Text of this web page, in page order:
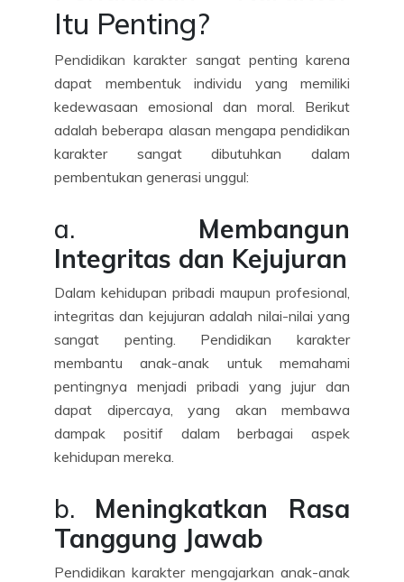
Itu Penting?
Pendidikan karakter sangat penting karena
dapat membentuk individu yang memiliki
kedewasaan emosional dan moral. Berikut
adalah beberapa alasan mengapa pendidikan
karakter sangat dibutuhkan dalam
pembentukan generasi unggul:
a. Membangun
Integritas dan Kejujuran
Dalam kehidupan pribadi maupun profesional,
integritas dan kejujuran adalah nilai-nilai yang
sangat penting. Pendidikan karakter
membantu anak-anak untuk memahami
pentingnya menjadi pribadi yang jujur dan
dapat dipercaya, yang akan membawa
dampak positif dalam berbagai aspek
kehidupan mereka.
b. Meningkatkan Rasa
Tanggung Jawab
Pendidikan karakter mengajarkan anak-anak